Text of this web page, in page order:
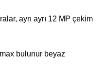
ayrı ayrı 12 MP çekim